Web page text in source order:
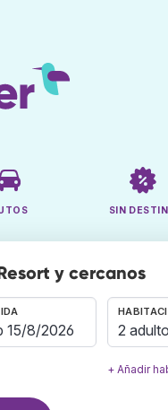
SIN
y cercanos
2
+ Añadir